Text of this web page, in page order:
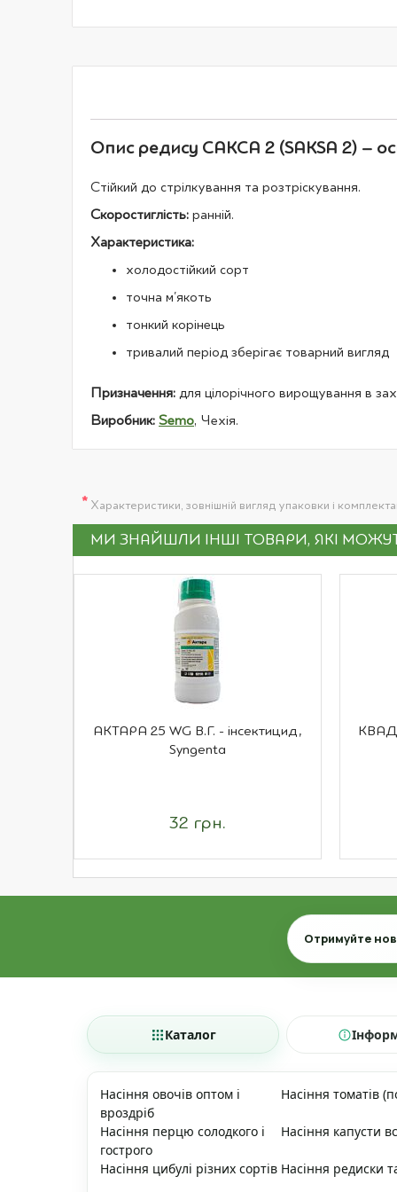
Опис редису САКСА 2 (SAKSA 2) –
Стійкий до стрілкування та розтріскування.
Скоростиглість: ранній.
Характеристика:
холодостійкий сорт
точна м'якоть
тонкий корінець
тривалий період зберігає товарний вигляд
Призначення: для цілорічного вирощування в
Виробник: Semo, Чехія.
* Характеристики, зовнішній вигляд упаковки і
МИ ЗНАЙШЛИ ІНШІ ТОВАРИ, ЯКІ
АКТАРА 25 WG В.Г. - інсектицид,
Syngenta
32 грн.
Email
Отримуйте
Каталог
Насіння овочів оптом і
вроздріб
Насіння томатів
Насіння перцю солодкого і
гострого
Насіння капусти
Насіння цибулі різних сортів Насіння редиски